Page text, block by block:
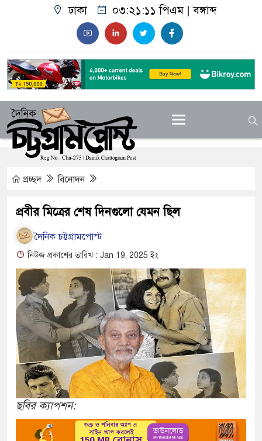
ঢাকা ০৩:২১:১২ পিএম |বঙ্গাব্দ
প্রচ্ছদ বিনোদন
প্রবীর মিত্রের শেষ দিনগুলো যেমন ছিল
দৈনিক চট্টগ্রামপোস্ট
নিউজ প্রকাশের তারিখ : Jan 19, 2025 ইং
ছবির ক্যাপশন: